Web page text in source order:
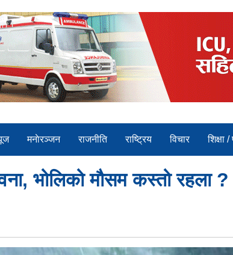
मनाेरञ्जन राजनीति राष्ट्रिय विचार शिक्षा /
भोलिको मौसम कस्तो रहला ?